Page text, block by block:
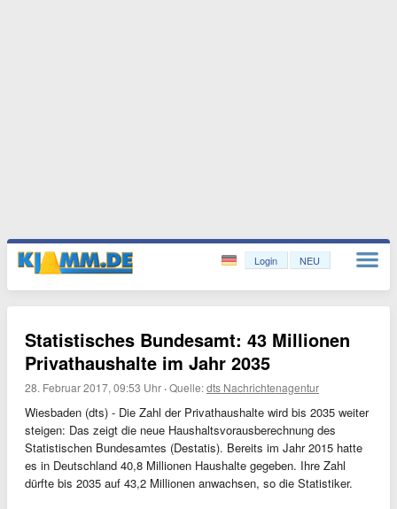
Login NEU
Statistisches Bundesamt: 43 Millionen
Privathaushalte im Jahr 2035
28. Februar 2017, 09:53 Uhr ·Quelle:dts Nachrichtenagentur
Wiesbaden (dts) - Die Zahl der Privathaushalte wird bis 2035 weiter
steigen: Das zeigt die neue Haushaltsvorausberechnung des
Statistischen Bundesamtes (Destatis). Bereits im Jahr 2015 hatte
es in Deutschland 40,8 Millionen Haushalte gegeben. Ihre Zahl
dürfte bis 2035 auf 43,2 Millionen anwachsen, so die Statistiker.